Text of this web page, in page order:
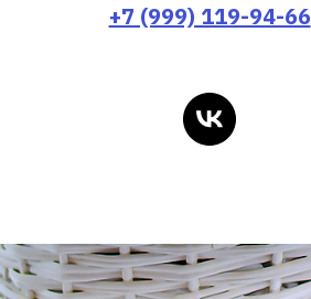
+7 (999) 119-94-66